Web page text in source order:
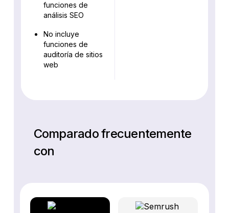
funciones de
análisis SEO
No incluye
funciones de
auditoría de sitios
web
Comparado frecuentemente
con